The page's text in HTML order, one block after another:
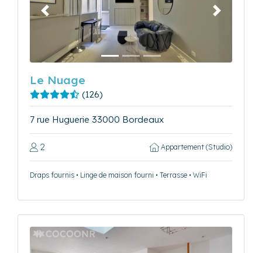
Précédent Suivant
Le Nuage
(126)
7 rue Huguerie 33000 Bordeaux
2 Appartement (Studio)
Draps fournis • Linge de maison fourni • Terrasse • WiFi